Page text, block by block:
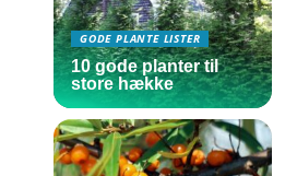
GODE PLANTE LISTER
10 gode planter til
store hække